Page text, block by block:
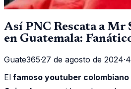
Así PNC Rescata a Mr
en Guatemala:
Guate365·27 de agosto de 2024·
El famoso youtuber